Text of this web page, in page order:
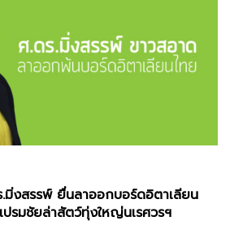
มิ่งสรรพ์ ยื่นลาออกบอร์ดอิตาเลียน
รมชัยล่าสัตว์ทุ่งใหญ่นเรศวรฯ